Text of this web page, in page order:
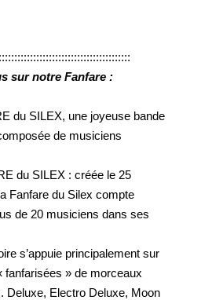
sur notre Fanfare :
du SILEX, une joyeuse bande
de musiciens
du SILEX : créée le 25
Fanfare du Silex compte
de 20 musiciens dans ses
s’appuie principalement sur
fanfarisées » de morceaux
Deluxe, Electro Deluxe, Moon